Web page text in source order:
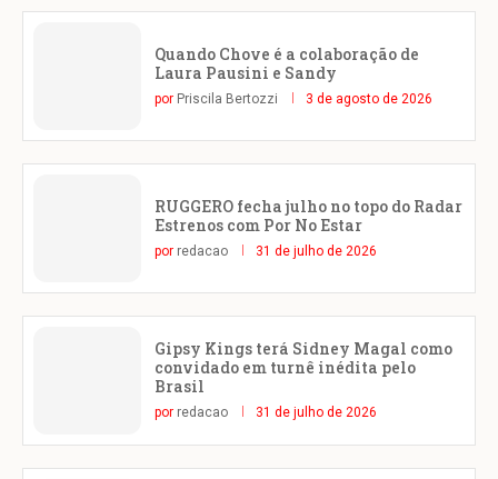
Quando Chove é a colaboração de
Laura Pausini e Sandy
por Priscila Bertozzi 3 de agosto de 2026
RUGGERO fecha julho no topo do Radar
Estrenos com Por No Estar
por redacao 31 de julho de 2026
Gipsy Kings terá Sidney Magal como
convidado em turnê inédita pelo
Brasil
por redacao 31 de julho de 2026